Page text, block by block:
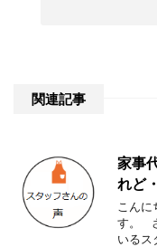
関連記事
家事
れど
こん
す。
いるス